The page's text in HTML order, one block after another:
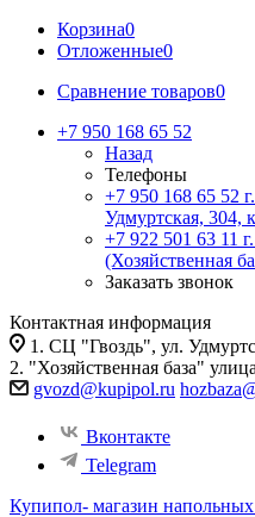
Корзина0
Отложенные0
Сравнение товаров0
+7 950 168 65 52
Назад
Телефоны
+7 950 168 65 52
Удмуртская, 304,
+7 922 501 63 11
(Хозяйственная
Заказать звонок
Контактная информация
1. СЦ "Гвоздь", ул.
2. "Хозяйственная база"
gvozd@kupipol.ru
Вконтакте
Telegram
Купипол- магазин